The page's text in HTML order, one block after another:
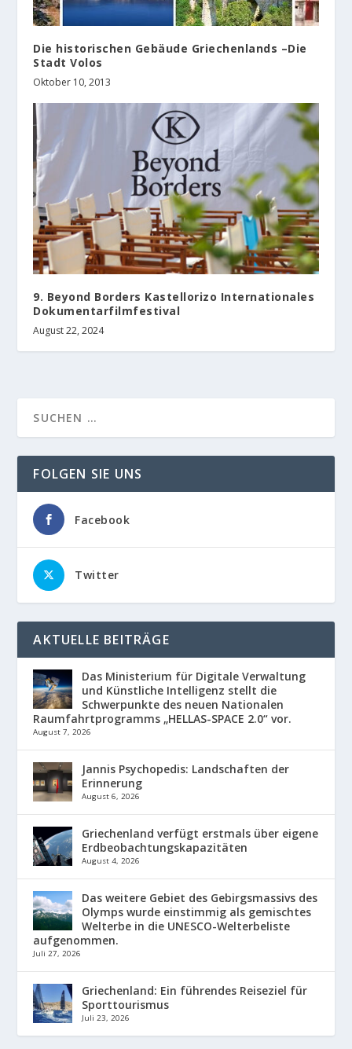
Die historischen Gebäude Griechenlands –Die
Stadt Volos
Oktober 10, 2013
9. Beyond Borders Kastellorizo Internationales
Dokumentarfilmfestival
August 22, 2024
FOLGEN SIE UNS
Facebook
Twitter
AKTUELLE BEITRÄGE
Das Ministerium für Digitale Verwaltung
und Künstliche Intelligenz stellt die
Schwerpunkte des neuen Nationalen
Raumfahrtprogramms „HELLAS-SPACE 2.0“ vor.
August 7, 2026
Jannis Psychopedis: Landschaften der
Erinnerung
August 6, 2026
Griechenland verfügt erstmals über eigene
Erdbeobachtungskapazitäten
August 4, 2026
Das weitere Gebiet des Gebirgsmassivs des
Olymps wurde einstimmig als gemischtes
Welterbe in die UNESCO-Welterbeliste
aufgenommen.
Juli 27, 2026
Griechenland: Ein führendes Reiseziel für
Sporttourismus
Juli 23, 2026